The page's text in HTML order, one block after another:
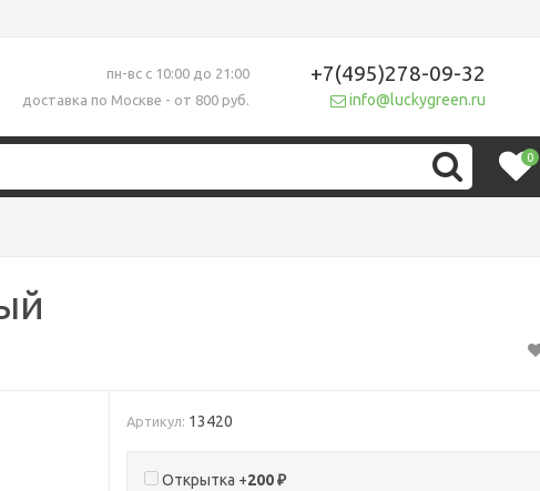
пн-вс с 10:00 до 21:00
доставка по Москве - от 800 руб.
+7(495)278-09-32
info@luckygreen.ru
0
Артикул: 13420
Открытка +200₽